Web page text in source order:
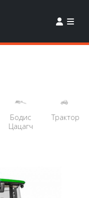
Бодис
Цацагч
Трактор